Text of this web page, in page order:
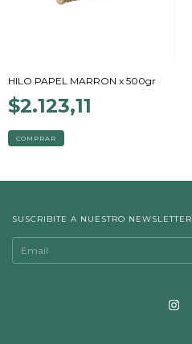
HILO PAPEL MARRON x 500gr
$2.123,11
SUSCRIBITE A NUESTRO NEWSLETTER